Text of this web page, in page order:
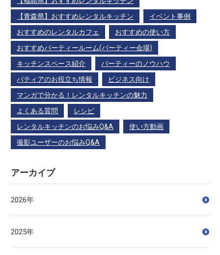
【青森県】おすすめレンタルキッチン
イベント事例
おすすめのレンタルカフェ
おすすめの使い方
おすすめパーティールーム(パーティー会場)
キッチンスペース紹介
パーティーのノウハウ
パティアのお役立ち情報
ビジネス向け
マンガで分かる！レンタルキッチンの魅力
よくある質問
レシピ
レンタルキッチンのお悩みQ&A
使い方動画
撮影ユーザーのお悩みQ&A
アーカイブ
2026年
2025年